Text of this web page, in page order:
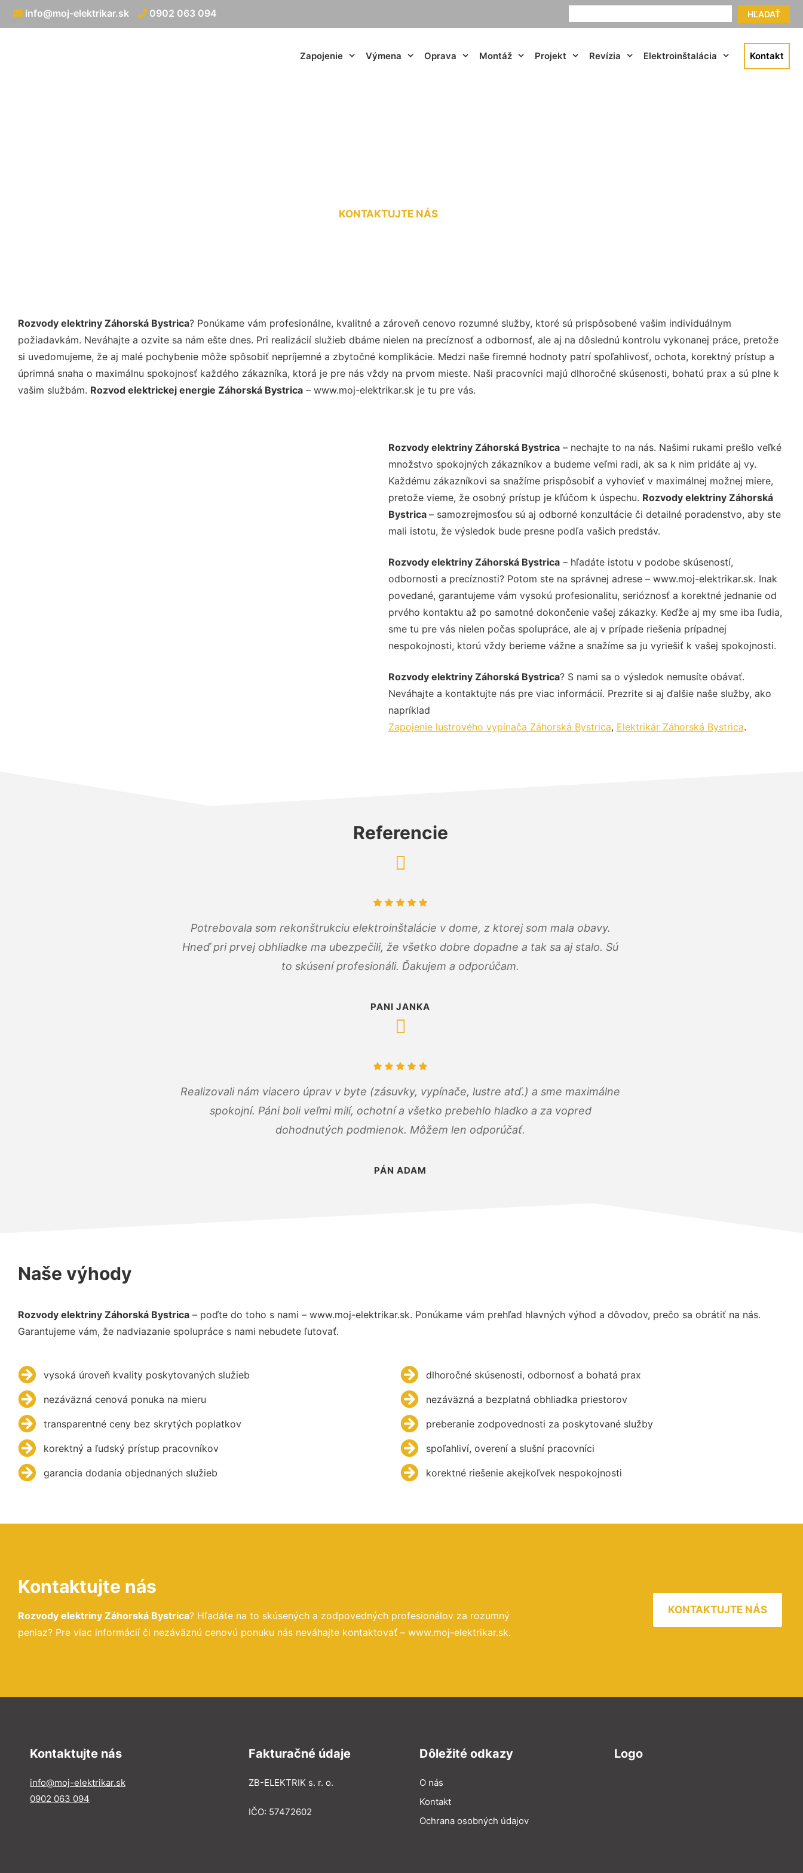
HĽADAŤ
info@moj-elektrikar.sk 0902 063 094
Zapojenie Výmena Oprava Montáž Projekt Revízia Elektroinštalácia Kontakt
KONTAKTUJTE NÁS
Rozvody elektriny Záhorská Bystrica? Ponúkame vám profesionálne, kvalitné a zároveň cenovo rozumné služby, ktoré sú prispôsobené vašim individuálnym
požiadavkám. Neváhajte a ozvite sa nám ešte dnes. Pri realizácií služieb dbáme nielen na precíznosť a odbornosť, ale aj na dôslednú kontrolu vykonanej práce, pretože
si uvedomujeme, že aj malé pochybenie môže spôsobiť nepríjemné a zbytočné komplikácie. Medzi naše firemné hodnoty patrí spoľahlivosť, ochota, korektný prístup a
úprimná snaha o maximálnu spokojnosť každého zákazníka, ktorá je pre nás vždy na prvom mieste. Naši pracovníci majú dlhoročné skúsenosti, bohatú prax a sú plne k
vašim službám. Rozvod elektrickej energie Záhorská Bystrica – www.moj-elektrikar.sk je tu pre vás.
Rozvody elektriny Záhorská Bystrica– nechajte to na nás. Našimi rukami prešlo veľké
množstvo spokojných zákazníkov a budeme veľmi radi, ak sa k nim pridáte aj vy.
Každému zákazníkovi sa snažíme prispôsobiť a vyhovieť v maximálnej možnej miere,
pretože vieme, že osobný prístup je kľúčom k úspechu. Rozvody elektriny Záhorská
Bystrica – samozrejmosťou sú aj odborné konzultácie či detailné poradenstvo, aby ste
mali istotu, že výsledok bude presne podľa vašich predstáv.
Rozvody elektriny Záhorská Bystrica– hľadáte istotu v podobe skúseností,
odbornosti a precíznosti? Potom ste na správnej adrese – www.moj-elektrikar.sk. Inak
povedané, garantujeme vám vysokú profesionalitu, serióznosť a korektné jednanie od
prvého kontaktu až po samotné dokončenie vašej zákazky. Keďže aj my sme iba ľudia,
sme tu pre vás nielen počas spolupráce, ale aj v prípade riešenia prípadnej
nespokojnosti, ktorú vždy berieme vážne a snažíme sa ju vyriešiť k vašej spokojnosti.
Rozvody elektriny Záhorská Bystrica? S nami sa o výsledok nemusíte obávať.
Neváhajte a kontaktujte nás pre viac informácií. Prezrite si aj ďalšie naše služby, ako
napríklad
Zapojenie lustrového vypínača Záhorská Bystrica, Elektrikár Záhorská Bystrica.
Referencie
Potrebovala som rekonštrukciu elektroinštalácie v dome, z ktorej som mala obavy.
Hneď pri prvej obhliadke ma ubezpečili, že všetko dobre dopadne a tak sa aj stalo. Sú
to skúsení profesionáli. Ďakujem a odporúčam.
PANI JANKA
Realizovali nám viacero úprav v byte (zásuvky, vypínače, lustre atď.) a sme maximálne
spokojní. Páni boli veľmi milí, ochotní a všetko prebehlo hladko a za vopred
dohodnutých podmienok. Môžem len odporúčať.
PÁN ADAM
Naše výhody
Rozvody elektriny Záhorská Bystrica – poďte do toho s nami – www.moj-elektrikar.sk. Ponúkame vám prehľad hlavných výhod a dôvodov, prečo sa obrátiť na nás.
Garantujeme vám, že nadviazanie spolupráce s nami nebudete ľutovať.
vysoká úroveň kvality poskytovaných služieb
nezáväzná cenová ponuka na mieru
transparentné ceny bez skrytých poplatkov
korektný a ľudský prístup pracovníkov
garancia dodania objednaných služieb
dlhoročné skúsenosti, odbornosť a bohatá prax
nezáväzná a bezplatná obhliadka priestorov
preberanie zodpovednosti za poskytované služby
spoľahliví, overení a slušní pracovníci
korektné riešenie akejkoľvek nespokojnosti
Kontaktujte nás
Rozvody elektriny Záhorská Bystrica? Hľadáte na to skúsených a zodpovedných profesionálov za rozumný
peniaz? Pre viac informácií či nezáväznú cenovú ponuku nás neváhajte kontaktovať – www.moj-elektrikar.sk.
KONTAKTUJTE NÁS
Kontaktujte nás
info@moj-elektrikar.sk
0902 063 094
Fakturačné údaje
ZB-ELEKTRIK s. r. o.
IČO: 57472602
Dôležité odkazy
O nás
Kontakt
Ochrana osobných údajov
Logo